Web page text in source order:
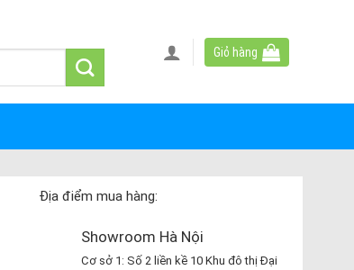
Giỏ hàng
Địa điểm mua hàng:
Showroom Hà Nội
Cơ sở 1: Số 2 liền kề 10 Khu đô thị Đại